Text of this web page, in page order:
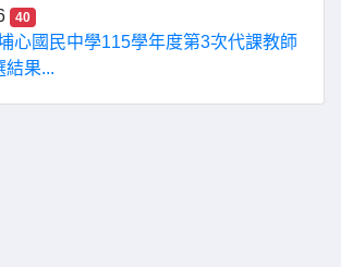
40
心國民中學115學年度第3次代課教師
結果...